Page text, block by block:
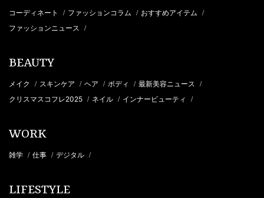
コーディネート / ファッションコラム / おすすめアイテム /
ファッションニュース /
BEAUTY
メイク / スキンケア / ヘア / ボディ / 最新美容ニュース /
クリスマスコフレ2025 / ネイル / インナービューティ /
WORK
雑学 / 仕事 / デジタル /
LIFESTYLE